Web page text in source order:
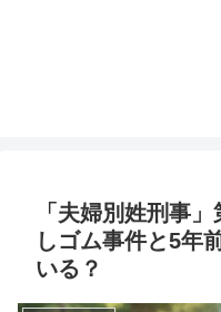
「夫婦別姓刑事
しゴム事件と5年
いる？